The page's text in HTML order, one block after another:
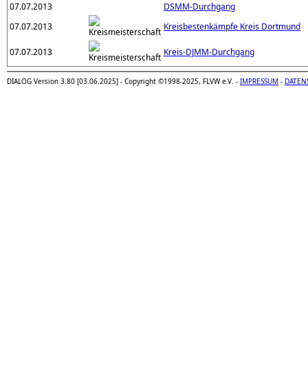
07.07.2013
DSMM-Durchgang
07.07.2013
Kreisbestenkämpfe Kreis Dortmund
07.07.2013 Kreis-DJMM-Durchgang
DIALOG Version 3.80 [03.06.2025] - Copyright ©1998-2025, FLVW e.V. - IMPRESSUM -